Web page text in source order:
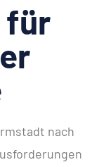
für
nach